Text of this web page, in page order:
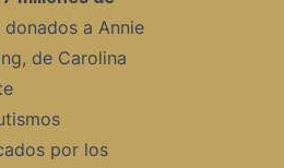
donados a Annie
de Carolina
por los